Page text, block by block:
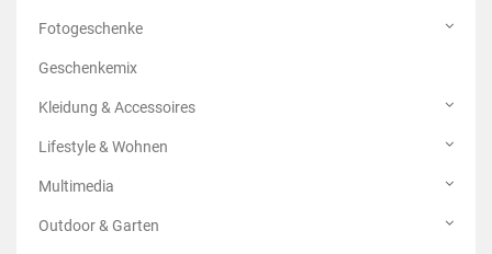
Fotogeschenke
Geschenkemix
Kleidung & Accessoires
Lifestyle & Wohnen
Multimedia
Outdoor & Garten